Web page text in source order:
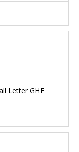
Letter GHE